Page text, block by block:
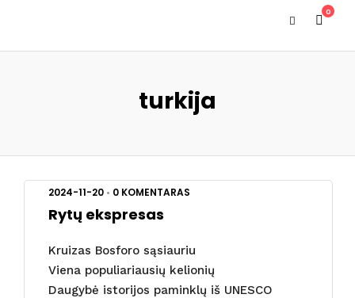
0
turkija
2024-11-20 • 0 KOMENTARAS
Rytų ekspresas
Kruizas Bosforo sąsiauriu
Viena populiariausių kelionių
Daugybė istorijos paminklų iš UNESCO